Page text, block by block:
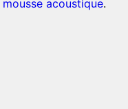
mousse acoustique.